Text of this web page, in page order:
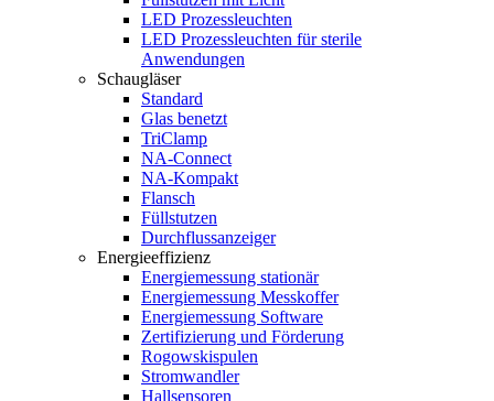
LED Prozessleuchten
LED Prozessleuchten für sterile
Anwendungen
Schaugläser
Standard
Glas benetzt
TriClamp
NA-Connect
NA-Kompakt
Flansch
Füllstutzen
Durchflussanzeiger
Energieeffizienz
Energiemessung stationär
Energiemessung Messkoffer
Energiemessung Software
Zertifizierung und Förderung
Rogowskispulen
Stromwandler
Hallsensoren